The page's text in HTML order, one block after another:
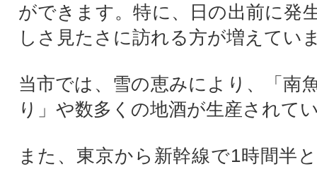
ができます。特に、日の出前に発
しさ見たさに訪れる方が増えてい
当市では、雪の恵みにより、「南
り」や数多くの地酒が生産されて
また、東京から新幹線で1時間半